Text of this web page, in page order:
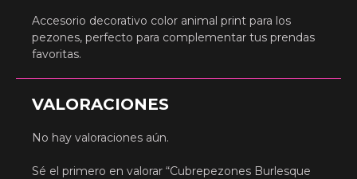
Accesorio decorativo color animal print para los
pezones, perfecto para complementar tus prendas
favoritas.
VALORACIONES
No hay valoraciones aún.
Sé el primero en valorar “Cubrepezones Burlesque